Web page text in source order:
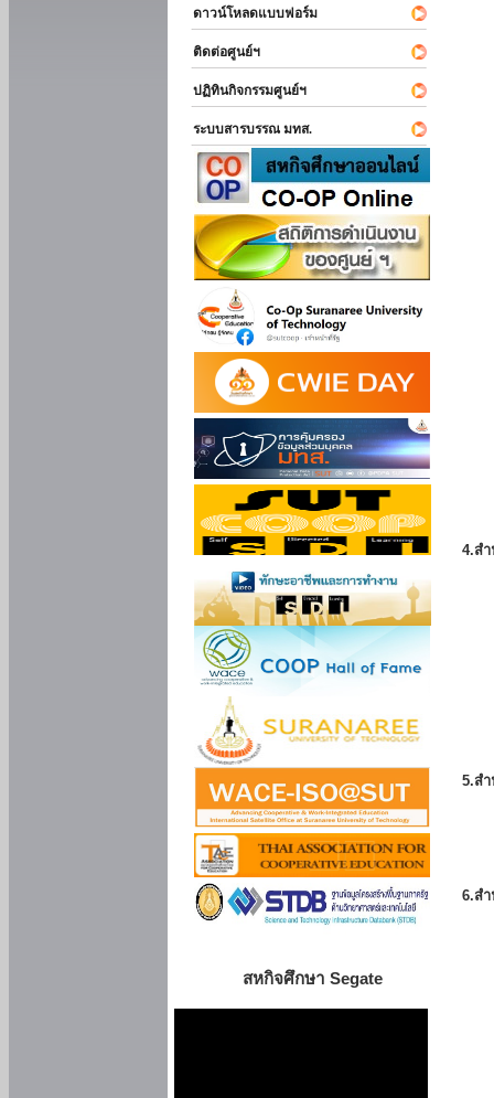
ดาวน์โหลดแบบฟอร์ม
ติดต่อศูนย์ฯ
ปฏิทินกิจกรรมศูนย์ฯ
ระบบสารบรรณ มทส.
สหกิจศึกษา Segate
4.ส
5.ส
6.ส